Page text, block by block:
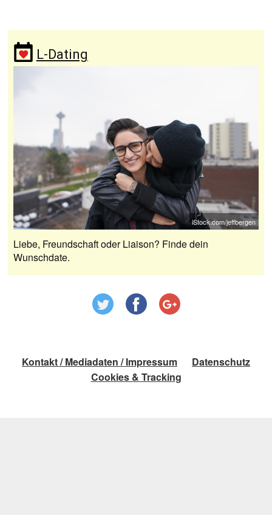
L-Dating
iStock.com/jeffbergen
Liebe, Freundschaft oder Liaison? Finde dein
Wunschdate.
Kontakt / Mediadaten / Impressum
Datenschutz
Cookies & Tracking